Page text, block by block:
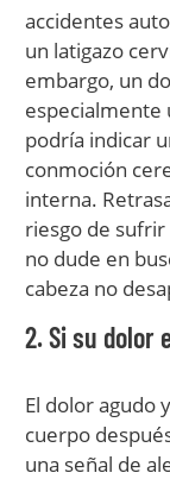
accidentes
un latigazo
embargo, un
especialmente
podría indicar
conmoción
interna.
riesgo de
no dude en
cabeza no
2. Si su dolor
El dolor agudo
cuerpo
una señal de